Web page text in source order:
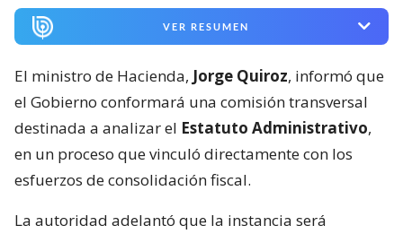
VER RESUMEN
El ministro de Hacienda, Jorge Quiroz, informó que
el Gobierno conformará una comisión transversal
destinada a analizar el Estatuto Administrativo,
en un proceso que vinculó directamente con los
esfuerzos de consolidación fiscal.
La autoridad adelantó que la instancia será